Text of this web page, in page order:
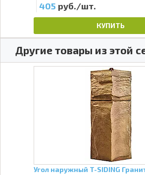
405 руб./шт.
КУПИТЬ
Другие товары из этой
Угол наружный T-SIDING